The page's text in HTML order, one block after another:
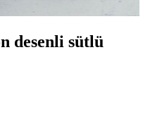
desenli sütlü